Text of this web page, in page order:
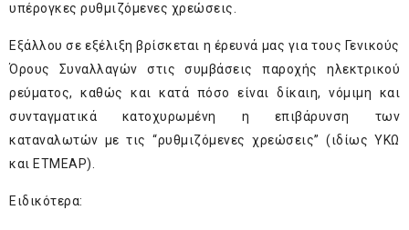
υπέρογκες ρυθμιζόμενες χρεώσεις.
Εξάλλου σε εξέλιξη βρίσκεται η έρευνά μας για τους Γενικούς
Όρους Συναλλαγών στις συμβάσεις παροχής ηλεκτρικού
ρεύματος, καθώς και κατά πόσο είναι δίκαιη, νόμιμη και
συνταγματικά κατοχυρωμένη η επιβάρυνση των
καταναλωτών με τις “ρυθμιζόμενες χρεώσεις” (ιδίως ΥΚΩ
και ΕΤΜΕΑΡ).
Ειδικότερα: